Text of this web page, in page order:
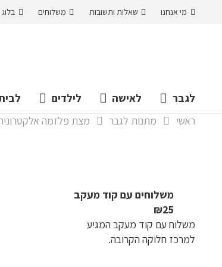
מי אנחנו שאלות ותשובות משלוחים בלוג
לגבר לאישה לילדים
ראשי
מתנות לגבר מצת פלזמה
משלוחים עם קוד מעקב
₪25
משלוח​ עם קוד מעקב המגיע
למרכז חלוקה הקרובה.